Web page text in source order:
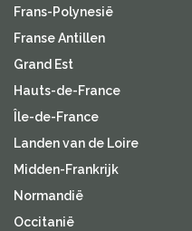
Frans-Polynesië
Franse Antillen
Grand Est
Hauts-de-France
Île-de-France
Landen van de Loire
Midden-Frankrijk
Normandië
Occitanië